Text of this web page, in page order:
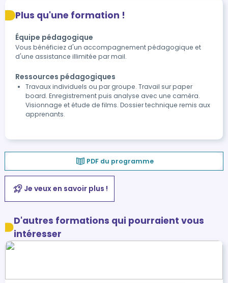
Plus qu'une formation !
Équipe pédagogique
Vous bénéficiez d'un accompagnement pédagogique et
d'une assistance illimitée par mail.
Ressources pédagogiques
Travaux individuels ou par groupe. Travail sur paper
board. Enregistrement puis analyse avec une caméra.
Visionnage et étude de films. Dossier technique remis aux
apprenants.
PDF du programme
Je veux en savoir plus !
D'autres formations qui pourraient vous
intéresser